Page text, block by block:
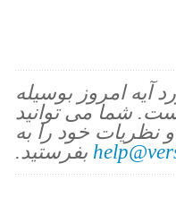
آیه امروز بوسیله
شما می توانید
خود را به
بفرستید.